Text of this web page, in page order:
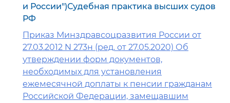
и России")Судебная практика высших судов
РФ
Приказ Минздравсоцразвития России от
27.03.2012 N 273н (ред. от 27.05.2020) Об
утверждении форм документов,
необходимых для установления
ежемесячной доплаты к пенсии гражданам
Российской Федерации, замещавшим